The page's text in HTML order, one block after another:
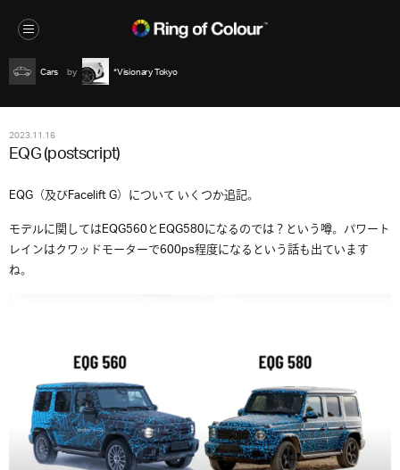
Cars *Visionary Tokyo
2023.11.16
EQG (postscript)
EQG（及びFacelift G）について いくつか追記。
モデルに関してはEQG560とEQG580になるのでは？という噂。パワート
レインはクワッドモーターで600ps程度になるという話も出ています
ね。